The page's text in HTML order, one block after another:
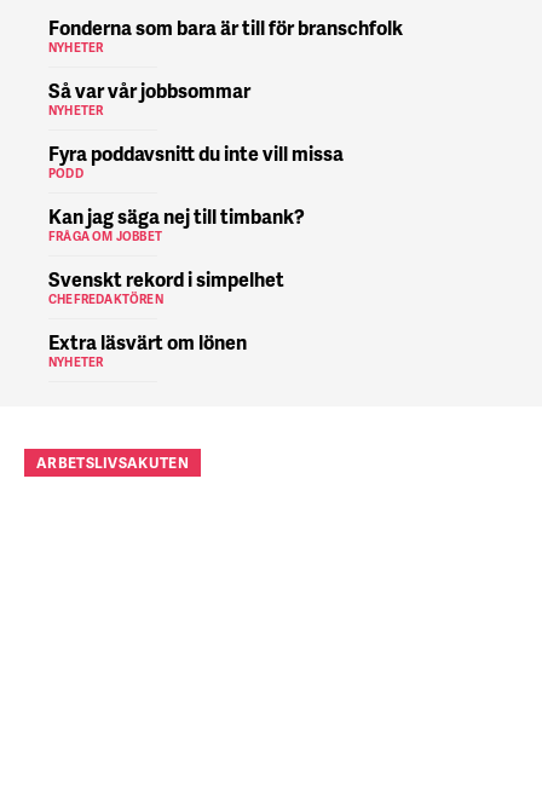
Fonderna som bara är till för branschfolk
NYHETER
Så var vår jobbsommar
NYHETER
Fyra poddavsnitt du inte vill missa
PODD
Kan jag säga nej till timbank?
FRÅGA OM JOBBET
Svenskt rekord i simpelhet
CHEFREDAKTÖREN
Extra läsvärt om lönen
NYHETER
ARBETSLIVSAKUTEN